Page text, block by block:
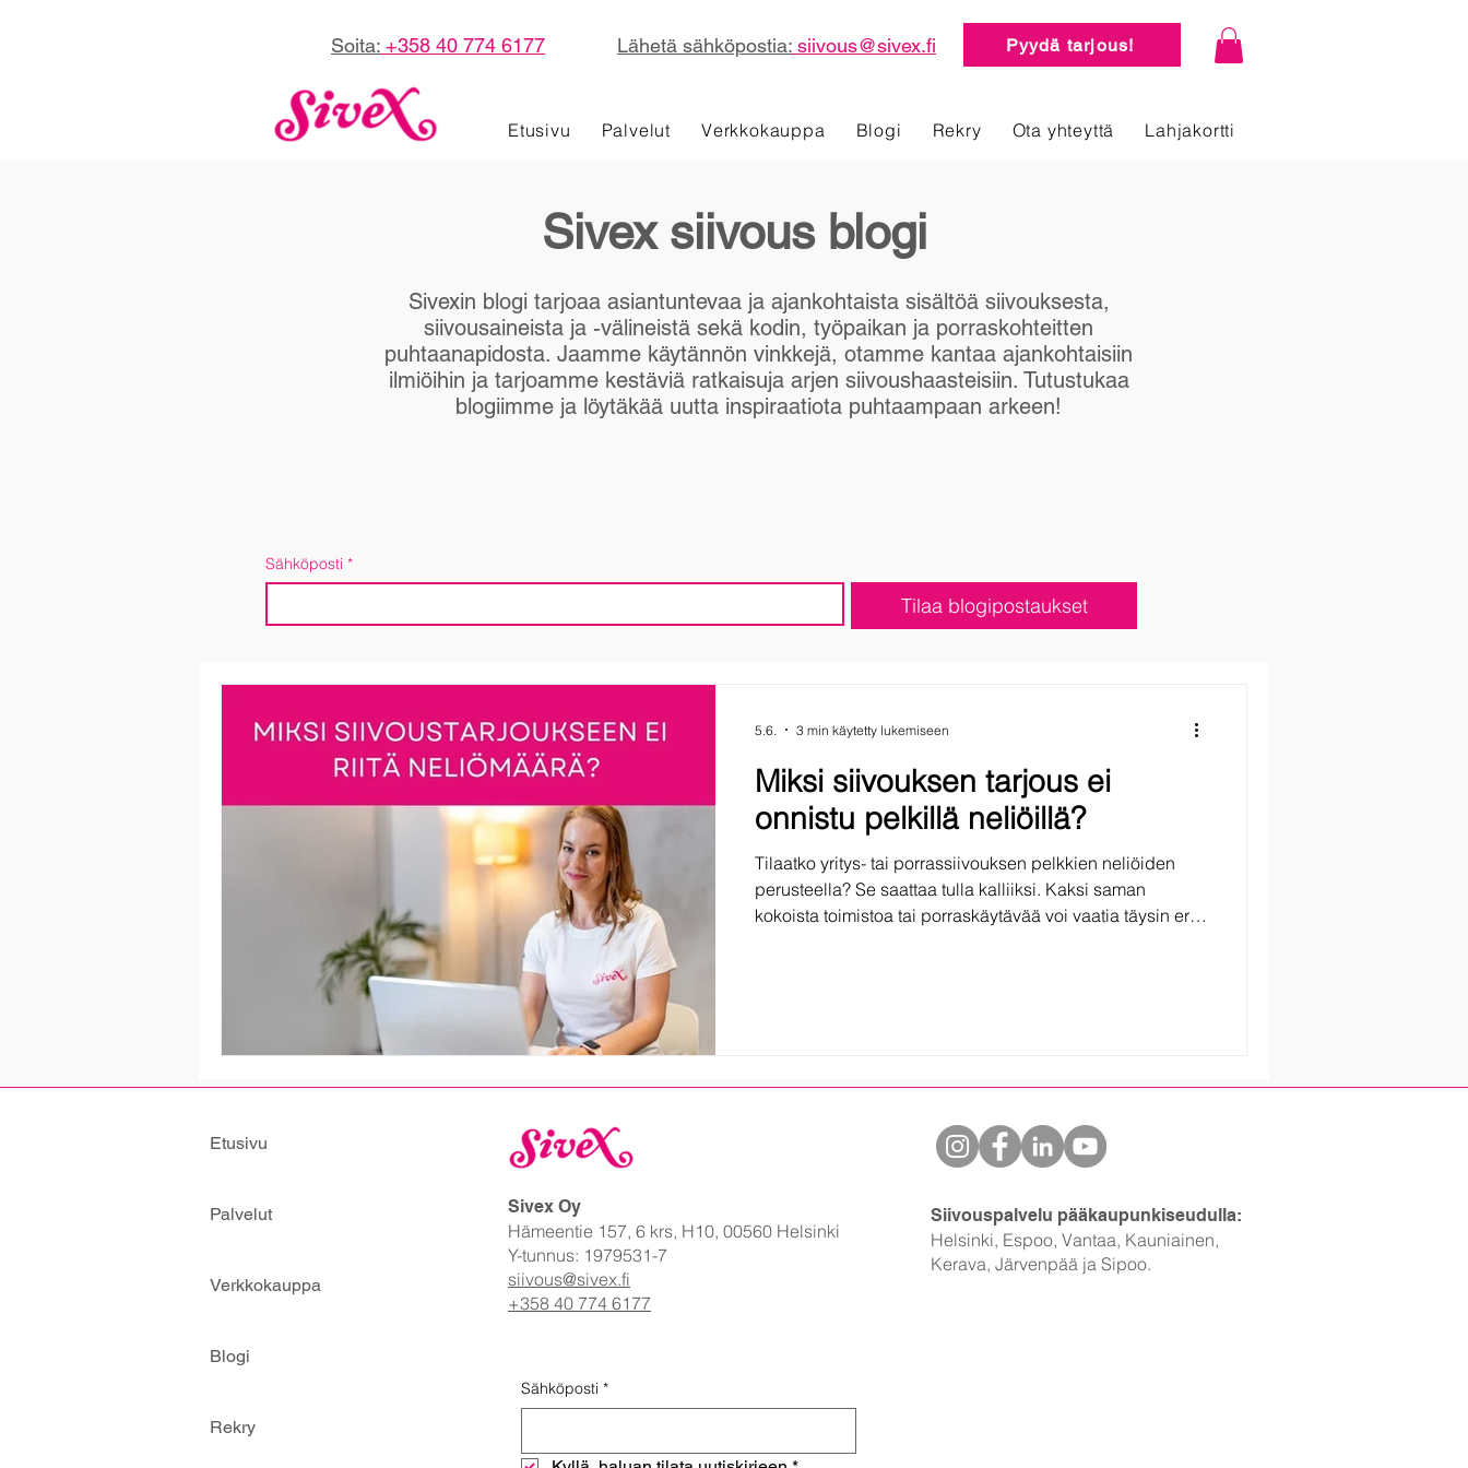
Soita: +358 40 774 6177 Lähetä sähköpostia: siivous@sivex.fi Pyydä tarjous!
Etusivu Palvelut Verkkokauppa Blogi Rekry Ota yhteyttä Lahjakortti
Sivex siivous blogi
Sivexin blogi tarjoaa asiantuntevaa ja ajankohtaista sisältöä siivouksesta,
siivousaineista ja -välineistä sekä kodin, työpaikan ja porraskohteitten
puhtaanapidosta. Jaamme käytännön vinkkejä, otamme kantaa ajankohtaisiin
ilmiöihin ja tarjoamme kestäviä ratkaisuja arjen siivoushaasteisiin. Tutustukaa
blogiimme ja löytäkää uutta inspiraatiota puhtaampaan arkeen!
Sähköposti *
Tilaa blogipostaukset
Miksi siivouksen tarjous ei
onnistu pelkillä neliöillä?
Tilaatko yritys- tai porrassiivouksen pelkkien neliöiden
perusteella? Se saattaa tulla kalliiksi. Kaksi saman
kokoista toimistoa tai porraskäytävää voi vaatia täysin eri
5.6. 3 min käytetty lukemiseen
Etusivu
Palvelut
Verkkokauppa
Blogi
Rekry
Sivex Oy
Hämeentie 157, 6 krs, H10, 00560 Helsinki
Y-tunnus: 1979531-7
siivous@sivex.fi
+358 40 774 6177
Siivouspalvelu pääkaupunkiseudulla:
Helsinki, Espoo, Vantaa, Kauniainen,
Kerava, Järvenpää ja Sipoo.
Sähköposti *